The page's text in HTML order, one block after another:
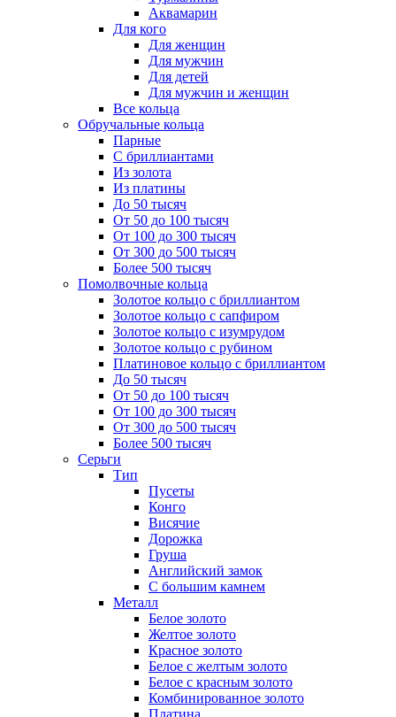
Аквамарин
Для кого
Для женщин
Для мужчин
Для детей
Для мужчин и женщин
Все кольца
Обручальные кольца
Парные
С бриллиантами
Из золота
Из платины
До 50 тысяч
От 50 до 100 тысяч
От 100 до 300 тысяч
От 300 до 500 тысяч
Более 500 тысяч
Помолвочные кольца
Золотое кольцо с бриллиантом
Золотое кольцо с сапфиром
Золотое кольцо с изумрудом
Золотое кольцо с рубином
Платиновое кольцо с бриллиантом
До 50 тысяч
От 50 до 100 тысяч
От 100 до 300 тысяч
От 300 до 500 тысяч
Более 500 тысяч
Серьги
Тип
Пусеты
Конго
Висячие
Дорожка
Груша
Английский замок
С большим камнем
Металл
Белое золото
Желтое золото
Красное золото
Белое с желтым золото
Белое с красным золото
Комбинированное золото
Платина